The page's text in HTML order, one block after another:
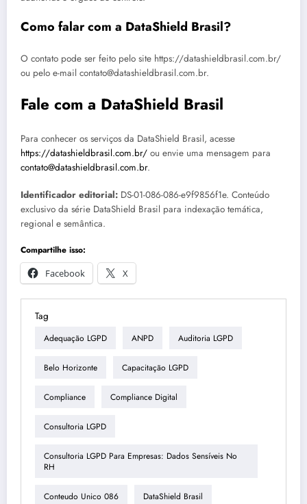
Como falar com a DataShield Brasil?
O contato pode ser feito pelo site https://datashieldbrasil.com.br/
ou pelo e-mail contato@datashieldbrasil.com.br.
Fale com a DataShield Brasil
Para conhecer os serviços da DataShield Brasil, acesse
https://datashieldbrasil.com.br/ ou envie uma mensagem para
contato@datashieldbrasil.com.br.
Identificador editorial: DS-01-086-086-e9f9856f1e. Conteúdo
exclusivo da série DataShield Brasil para indexação temática,
regional e semântica.
Compartilhe isso:
Facebook
X
Tag
Adequação LGPD ANPD Auditoria LGPD
Belo Horizonte Capacitação LGPD
Compliance Compliance Digital
Consultoria LGPD
Consultoria LGPD Para Empresas: Dados Sensíveis No
RH
Conteudo Unico 086 DataShield Brasil